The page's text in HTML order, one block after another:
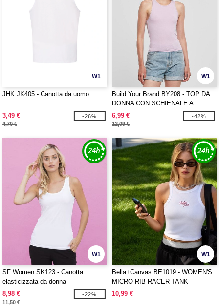
W1
JHK JK405 - Canotta da uomo
3,49 €
4,70 €
-26%
W1
Build Your Brand BY208 - TOP DA
DONNA CON SCHIENALE A
COSTE
6,99 €
12,09 €
-42%
W1
SF Women SK123 - Canotta
elasticizzata da donna
8,98 €
11,50 €
-22%
W1
Bella+Canvas BE1019 - WOMEN'S
MICRO RIB RACER TANK
10,99 €